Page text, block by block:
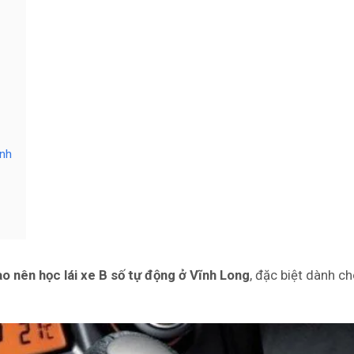
nên học lái xe B số tự động ở Vĩnh Long, đặc biệt dành